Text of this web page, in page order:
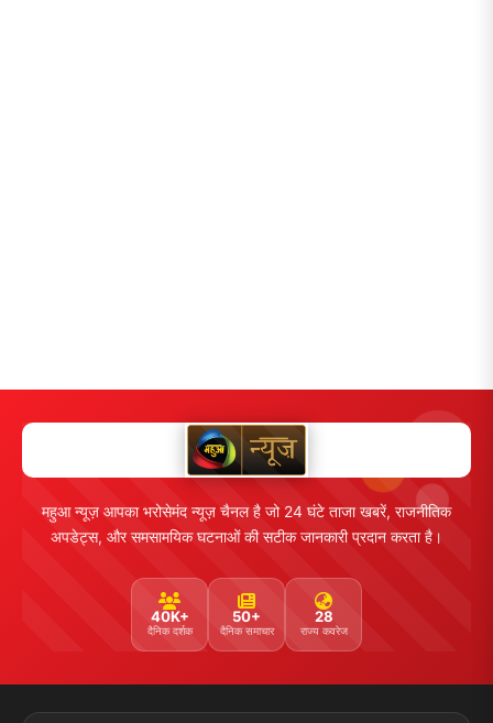
महुआ न्यूज़ आपका भरोसेमंद न्यूज़ चैनल है जो 24 घंटे ताजा खबरें, राजनीतिक
अपडेट्स, और समसामयिक घटनाओं की सटीक जानकारी प्रदान करता है।
40K+
दैनिक दर्शक
50+
दैनिक समाचार
28
राज्य कवरेज